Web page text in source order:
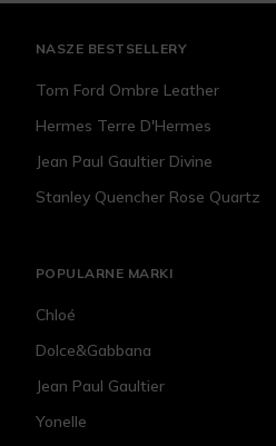
NASZE BESTSELLERY
Tom Ford Ombre Leather
Hermes Terre D'Hermes
Jean Paul Gaultier Divine
Stanley Quencher Rose Quartz
POPULARNE MARKI
Chloé
Dolce&Gabbana
Jean Paul Gaultier
Yonelle